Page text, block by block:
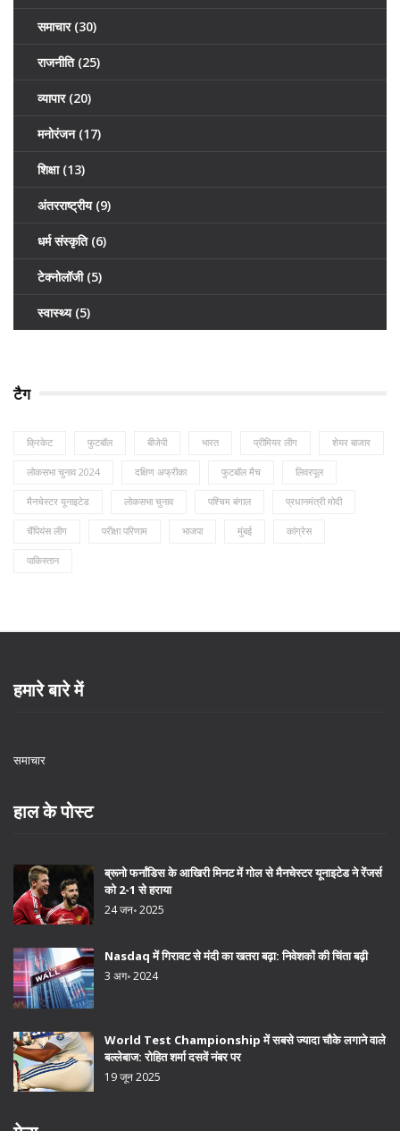
समाचार (30)
राजनीति (25)
व्यापार (20)
मनोरंजन (17)
शिक्षा (13)
अंतरराष्ट्रीय (9)
धर्म संस्कृति (6)
टेक्नोलॉजी (5)
स्वास्थ्य (5)
टैग
क्रिकेट फुटबॉल बीजेपी भारत प्रीमियर लीग शेयर बाजार
लोकसभा चुनाव 2024 दक्षिण अफ्रीका फुटबॉल मैच लिवरपूल
मैनचेस्टर यूनाइटेड लोकसभा चुनाव पश्चिम बंगाल प्रधानमंत्री मोदी
चैंपियंस लीग परीक्षा परिणाम भाजपा मुंबई कांग्रेस
पाकिस्तान
हमारे बारे में
समाचार
हाल के पोस्ट
ब्रूनो फर्नांडिस के आखिरी मिनट में गोल से मैनचेस्टर यूनाइटेड ने रेंजर्स
को 2-1 से हराया
24 जन॰ 2025
Nasdaq में गिरावट से मंदी का खतरा बढ़ा: निवेशकों की चिंता बढ़ी
3 अग॰ 2024
World Test Championship में सबसे ज्यादा चौके लगाने वाले
बल्लेबाज: रोहित शर्मा दसवें नंबर पर
19 जून 2025